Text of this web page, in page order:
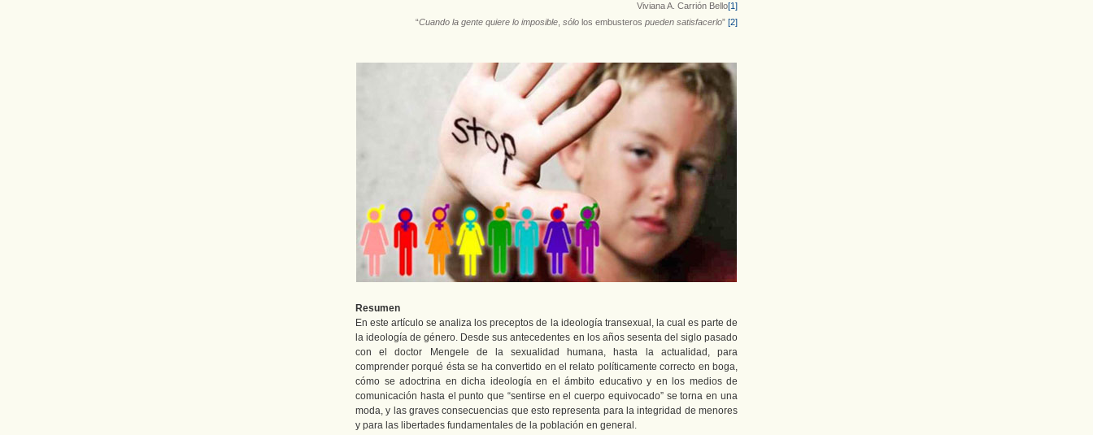
Viviana A. Carrión Bello[1]
“Cuando la gente quiere lo imposible sólo los embusteros pueden satisfacerlo” [2]
Resumen
En este artículo se analiza los preceptos de la ideología transexual, la cual es parte de
la ideología de género. Desde sus antecedentes en los años sesenta del siglo pasado
con el doctor Mengele de la sexualidad humana, hasta la actualidad, para
comprender porqué ésta se ha convertido en el relato políticamente correcto en boga,
cómo se adoctrina en dicha ideología en el ámbito educativo y en los medios de
comunicación hasta el punto que “sentirse en el cuerpo equivocado” se torna en una
moda, y las graves consecuencias que esto representa para la integridad de menores
y para las libertades fundamentales de la población en general.